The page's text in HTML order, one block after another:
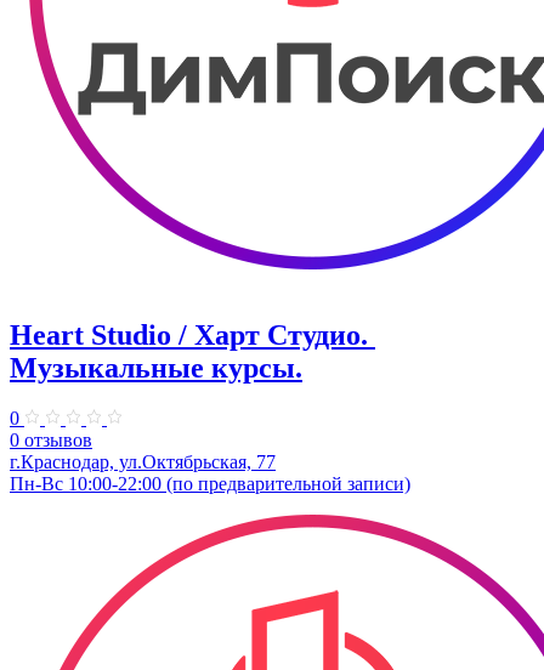
Heart Studio / Харт Студио. ​
Музыкальные курсы.
0
0 отзывов
г.Краснодар, ул.Октябрьская, 77
Пн-Вс 10:00-22:00 (по предварительной записи)